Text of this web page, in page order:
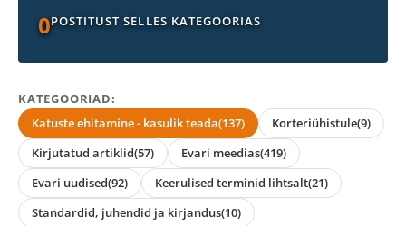
0POSTITUST SELLES KATEGOORIAS
KATEGOORIAD:
Katuste ehitamine - kasulik teada(137) Korteriühistule(9)
Kirjutatud artiklid(57) Evari meedias(419)
Evari uudised(92) Keerulised terminid lihtsalt(21)
Standardid, juhendid ja kirjandus(10)